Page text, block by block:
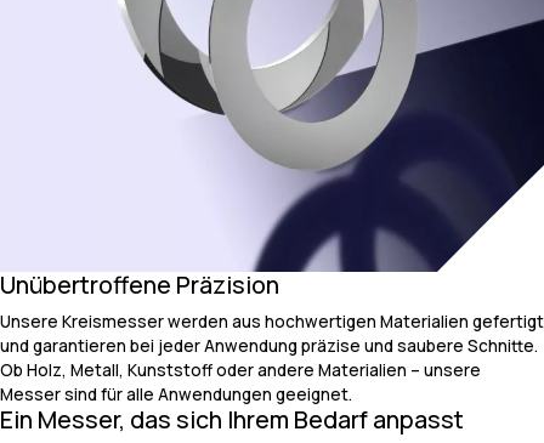
Unübertroffene Präzision
Unsere Kreismesser werden aus hochwertigen Materialien gefertigt
und garantieren bei jeder Anwendung präzise und saubere Schnitte.
Ob Holz, Metall, Kunststoff oder andere Materialien – unsere
Messer sind für alle Anwendungen geeignet.
Ein Messer, das sich Ihrem Bedarf anpasst